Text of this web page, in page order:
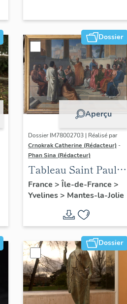
Dossier
Aperçu
Dossier IM78002703 | Réalisé par
Crnokrak Catherine (Rédacteur) -
Phan Sina (Rédacteur)
Tableau Saint Paul à
Athènes
France > Île-de-France >
Yvelines> Mantes-la-Jolie
Dossier